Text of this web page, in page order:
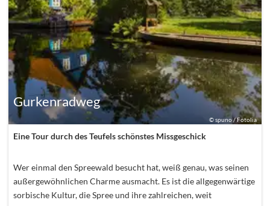
©spuno / Fotolia
Gurkenradweg
Eine Tour durch des Teufels schönstes Missgeschick
Wer einmal den Spreewald besucht hat, weiß genau, was seinen
außergewöhnlichen Charme ausmacht. Es ist die allgegenwärtige
sorbische Kultur, die Spree und ihre zahlreichen, weit